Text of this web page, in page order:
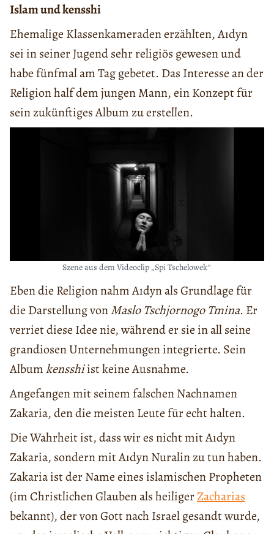
Islam und kensshi
Ehemalige Klassenkameraden erzählten, Aıdyn
sei in seiner Jugend sehr religiös gewesen und
habe fünfmal am Tag gebetet. Das Interesse an der
Religion half dem jungen Mann, ein Konzept für
sein zukünftiges Album zu erstellen.
Szene aus dem Videoclip „Spi Tschelowek“
Eben die Religion nahm Aıdyn als Grundlage für
die Darstellung vonMaslo Tschjornogo Tmina. Er
verriet diese Idee nie, während er sie in all seine
grandiosen Unternehmungen integrierte. Sein
Albumkensshiist keine Ausnahme.
Angefangen mit seinem falschen Nachnamen
Zakaria, den die meisten Leute für echt halten.
Die Wahrheit ist, dass wir es nicht mit Aıdyn
Zakaria, sondern mit Aıdyn Nuralin zu tun haben.
Zakaria ist der Name eines islamischen Propheten
(im Christlichen Glauben als heiligerZacharias
bekannt), der von Gott nach Israel gesandt wurde,